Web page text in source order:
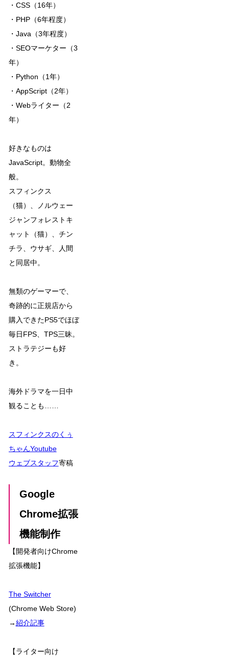
・CSS（16年）
・PHP（6年程度）
・Java（3年程度）
・SEOマーケター（3
年）
・Python（1年）
・AppScript（2年）
・Webライター（2
年）
好きなものは
JavaScript。動物全
般。
スフィンクス
（猫）、ノルウェー
ジャンフォレストキ
ャット（猫）、チン
チラ、ウサギ、人間
と同居中。
無類のゲーマーで、
奇跡的に正規店から
購入できたPS5でほぼ
毎日FPS、TPS三昧。
ストラテジーも好
き。
海外ドラマを一日中
観ることも……
スフィンクスのくぅ
ちゃんYoutube
ウェブスタッフ寄稿
Google
Chrome拡張
機能制作
【開発者向けChrome
拡張機能】
The Switcher
(Chrome Web Store)
→紹介記事
【ライター向け